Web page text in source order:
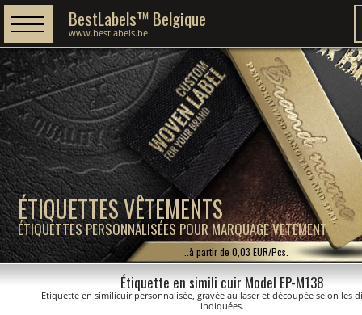
ÉTIQUETTES VÊTEMENTS
ÉTIQUETTES PERSONNALISÉES POUR MARQUAGE VETEMENT
BestLabels™ Belgique
www.bestlabels.be
...à partir de 0,03 EUR/Pcs.
Étiquette en simili cuir Model EP-M138
Etiquette en similicuir personnalisée, gravée au laser et découpée selon les
indiquées.